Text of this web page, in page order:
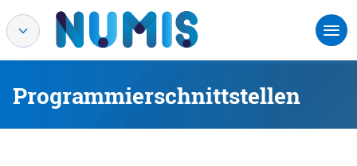
Programmierschnittstellen